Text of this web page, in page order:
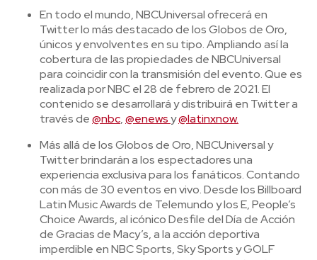
En todo el mundo, NBCUniversal ofrecerá en
Twitter lo más destacado de los Globos de Oro,
únicos y envolventes en su tipo. Ampliando así la
cobertura de las propiedades de NBCUniversal
para coincidir con la transmisión del evento. Que es
realizada por NBC el 28 de febrero de 2021. El
contenido se desarrollará y distribuirá en Twitter a
través de@nbc,@enewsy@latinxnow.
Más allá de los Globos de Oro, NBCUniversal y
Twitter brindarán a los espectadores una
experiencia exclusiva para los fanáticos. Contando
con más de 30 eventos en vivo. Desde los Billboard
Latin Music Awards de Telemundo y los E, People’s
Choice Awards, al icónico Desfile del Día de Acción
de Gracias de Macy’s, a la acción deportiva
imperdible en NBC Sports, Sky Sports y GOLF